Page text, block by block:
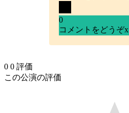
0
コメントをどうぞx
0 0 評価
この公演の評価